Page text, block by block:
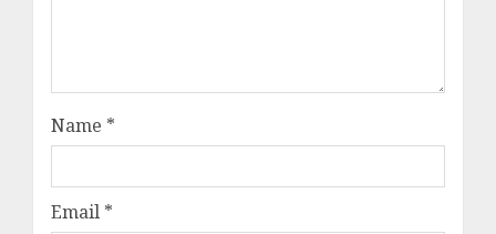
Name *
Email *